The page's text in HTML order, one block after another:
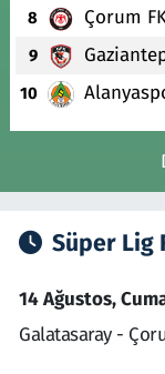
8 Çorum
9
10
Süper Lig
14 Ağustos,
Galatasaray -